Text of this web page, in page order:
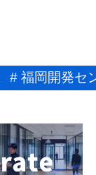
# 福岡開発